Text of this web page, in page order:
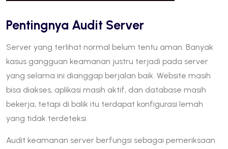
Pentingnya Audit Server
Server yang terlihat normal belum tentu aman. Banyak
kasus gangguan keamanan justru terjadi pada server
yang selama ini dianggap berjalan baik. Website masih
bisa diakses, aplikasi masih aktif, dan database masih
bekerja, tetapi di balik itu terdapat konfigurasi lemah
yang tidak terdeteksi.
Audit keamanan server berfungsi sebagai pemeriksaan